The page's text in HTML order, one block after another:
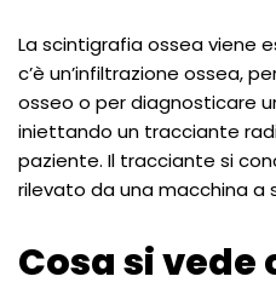
La scintigrafia ossea viene
c’è un’infiltrazione ossea,
osseo o per diagnosticare
iniettando un tracciante
paziente. Il tracciante si
rilevato da una macchina a
Cosa si vede